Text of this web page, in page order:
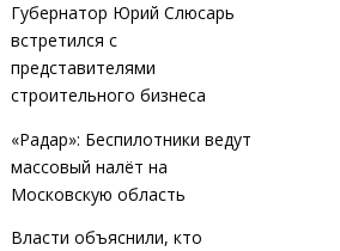
Губернатор Юрий Слюсарь
встретился с
представителями
строительного бизнеса
«Радар»: Беспилотники ведут
массовый налёт на
Московскую область
Власти объяснили, кто